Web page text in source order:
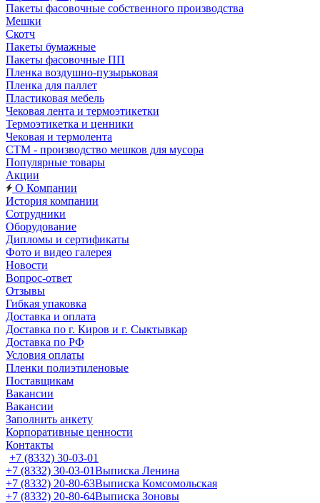
Пакеты фасовочные собственного производства
Мешки
Скотч
Пакеты бумажные
Пакеты фасовочные ПП
Пленка воздушно-пузырьковая
Пленка для паллет
Пластиковая мебель
Чековая лента и термоэтикетки
Термоэтикетка и ценники
Чековая и термолента
СТМ - производство мешков для мусора
Популярные товары
Акции
О Компании
История компании
Сотрудники
Оборудование
Дипломы и сертификаты
Фото и видео галерея
Новости
Вопрос-ответ
Отзывы
Гибкая упаковка
Доставка и оплата
Доставка по г. Киров и г. Сыктывкар
Доставка по РФ
Условия оплаты
Пленки полиэтиленовые
Поставщикам
Вакансии
Вакансии
Заполнить анкету
Корпоративные ценности
Контакты
+7 (8332) 30-03-01
+7 (8332) 30-03-01Выписка Ленина
+7 (8332) 20-80-63Выписка Комсомольская
+7 (8332) 20-80-64Выписка Зоновы